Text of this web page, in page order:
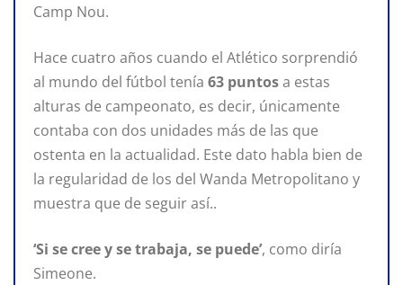
Camp Nou.
Hace cuatro años cuando el Atlético sorprendió
al mundo del fútbol tenía 63 puntosa estas
alturas de campeonato, es decir, únicamente
contaba con dos unidades más de las que
ostenta en la actualidad. Este dato habla bien de
la regularidad de los del Wanda Metropolitano y
muestra que de seguir así..
‘Si se cree y se trabaja, se puede’, como diría
Simeone.